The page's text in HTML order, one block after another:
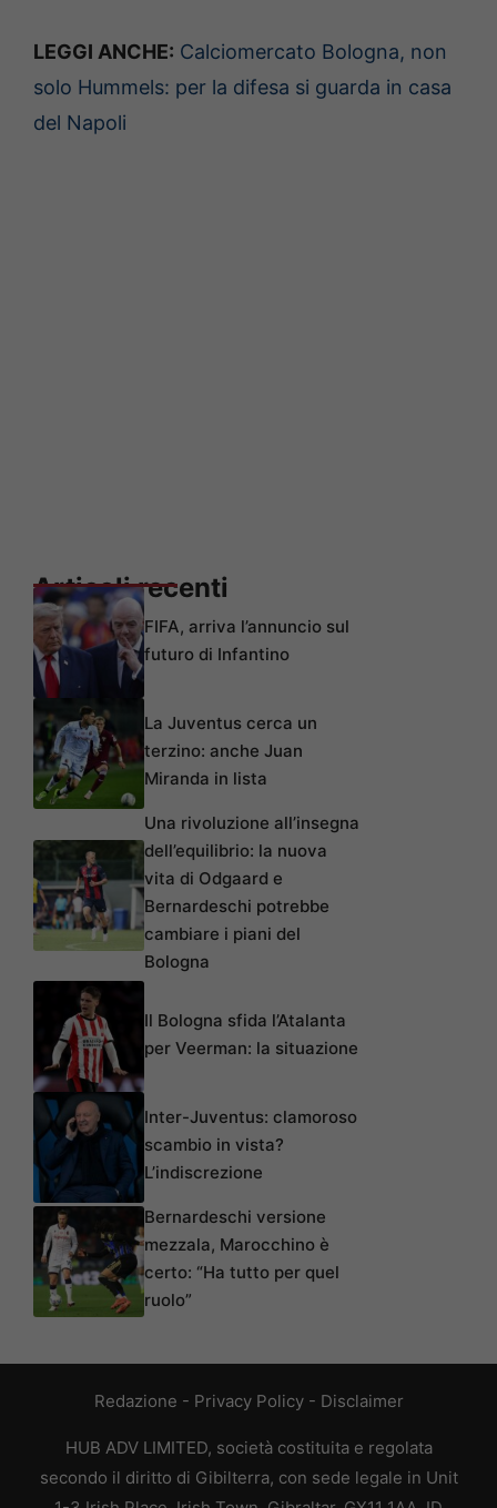
LEGGI ANCHE: Calciomercato Bologna, non
solo Hummels: per la difesa si guarda in casa
del Napoli
Articoli recenti
FIFA, arriva l’annuncio sul
futuro di Infantino
La Juventus cerca un
terzino: anche Juan
Miranda in lista
Una rivoluzione all’insegna
dell’equilibrio: la nuova
vita di Odgaard e
Bernardeschi potrebbe
cambiare i piani del
Bologna
Il Bologna sfida l’Atalanta
per Veerman: la situazione
Inter-Juventus: clamoroso
scambio in vista?
L’indiscrezione
Bernardeschi versione
mezzala, Marocchino è
certo: “Ha tutto per quel
ruolo”
Redazione - Privacy Policy- Disclaimer
HUB ADV LIMITED, società costituita e regolata
secondo il diritto di Gibilterra, con sede legale in Unit